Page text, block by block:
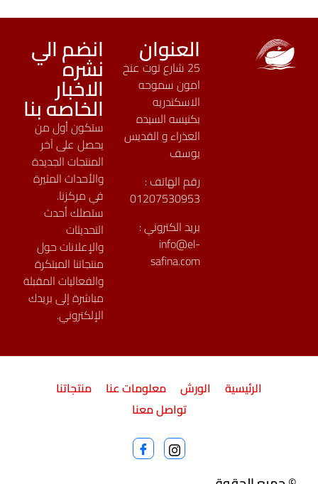
العنوان
25 شارع توت عنخ
امون سموحه
الاسكندريه
بكنيسه السيده
العذراء و القديس
يوسف
رقم الهاتف :
01207530953
بريد الكتروني :
info@el-
safina.com
انضم الي
نشره
الاخبار
الخاصه بنا
ستكون أول من
يحصل على آخر
المنتجات الجديدة
والأحداث المثيرة
في مركزنا.
ستصلك أحدث
التحديثات
والإعلانات حول
منتجاتنا المبتكرة
والفعاليات المقبلة
مباشرة إلى بريدك
الإلكتروني.
الرئيسية الورش معلومات عنا
منتجاتنا
تواصل معنا